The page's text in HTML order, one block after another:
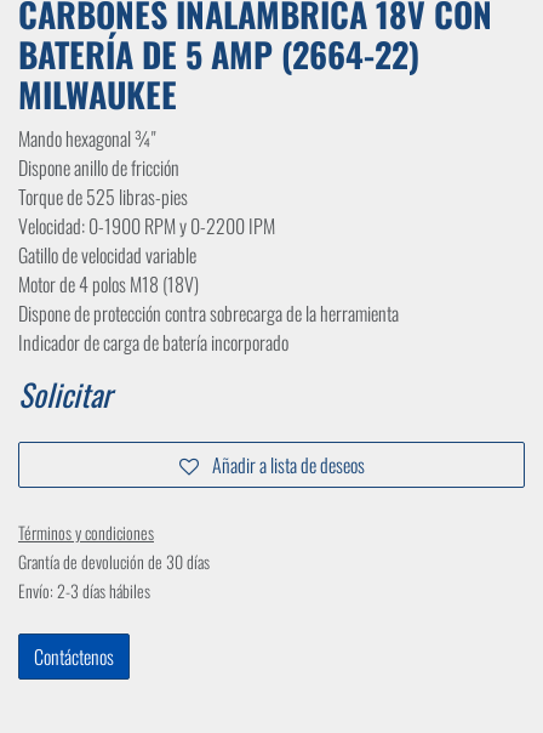
CARBONES INALÁMBRICA 18V CON
BATERÍA DE 5 AMP (2664-22)
MILWAUKEE
Mando hexagonal ¾"
Dispone anillo de fricción
Torque de 525 libras-pies
Velocidad: 0-1900 RPM y 0-2200 IPM
Gatillo de velocidad variable
Motor de 4 polos M18 (18V)
Dispone de protección contra sobrecarga de la herramienta
Indicador de carga de batería incorporado
Solicitar
Añadir a lista de deseos
Términos y condiciones
Grantía de devolución de 30 días
Envío: 2-3 días hábiles
Contáctenos